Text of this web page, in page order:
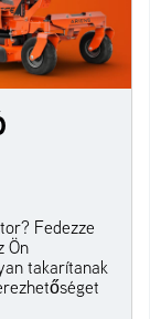
Fedezze
Ön
takarítanak